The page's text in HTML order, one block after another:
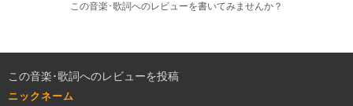
この音楽･歌詞へのレビューを書いてみませんか？
この音楽･歌詞へのレビューを投稿
ニックネーム